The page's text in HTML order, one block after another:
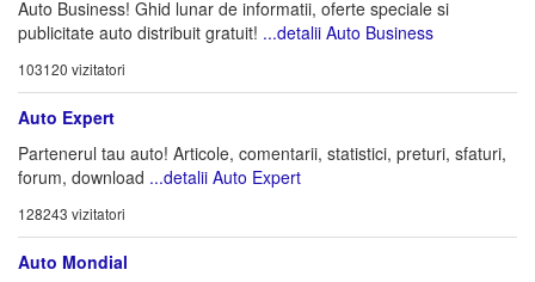
Auto Business! Ghid lunar de informatii, oferte speciale si
publicitate auto distribuit gratuit! ...detalii Auto Business
103120 vizitatori
Auto Expert
Partenerul tau auto! Articole, comentarii, statistici, preturi, sfaturi,
forum, download ...detalii Auto Expert
128243 vizitatori
Auto Mondial